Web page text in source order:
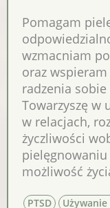
Pomagam
wzmacniam
oraz
radzenia
Towarzyszę w
w relacjach,
życzliwości
możliwość
PTSD